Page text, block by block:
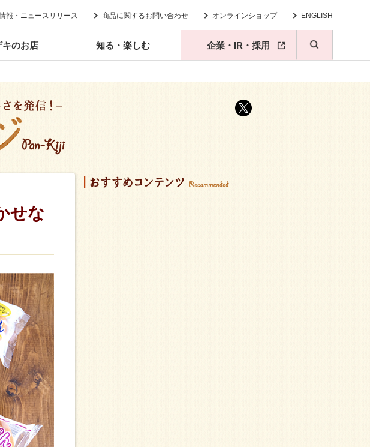
報・ニュースリリース 商品に関するお問い合わせ オンラインショップ ENGLISH
キのお店 知る・楽しむ 企業・IR・採用
せな